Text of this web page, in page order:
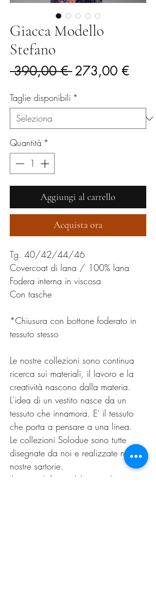
Giacca Modello
Stefano
390,00 € Prezzo
273,00 €Prezzo
Taglie disponibili *
Quantità *
Aggiungi al carrello
Acquista ora
Tg. 40/42/44/46
Covercoat di lana / 100% lana
Fodera interna in viscosa
Con tasche
*Chiusura con bottone foderato in
tessuto stesso
Le nostre collezioni sono continua
ricerca sui materiali, il lavoro e la
creatività nascono dalla materia.
L'idea di un vestito nasce da un
tessuto che innamora. E’ il tessuto
che porta a pensare a una linea.
Le collezioni Solodue sono tutte
disegnate da noi e realizzate nelle
nostre sartorie.
Il punto di forza del nostro lavoro è